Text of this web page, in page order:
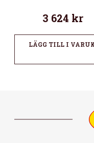
3 624 kr
LÄGG TILL I